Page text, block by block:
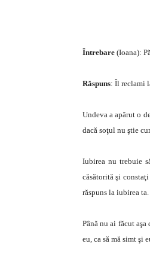
Întrebare (Ioana):
Răspuns: Îl reclami
Undeva a apărut o
dacă soţul nu ştie
Iubirea nu trebuie
căsătorită şi
răspuns la iubirea ta.
Până nu ai făcut
eu, ca să mă simt şi